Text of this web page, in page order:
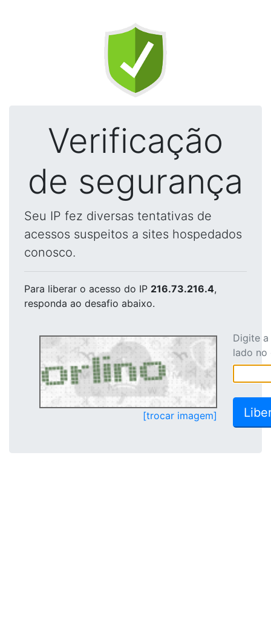
Verificação
de segurança
Seu IP fez diversas tentativas de
acessos suspeitos a sites hospedados
conosco.
Para liberar o acesso do IP 216.73.216.4,
responda ao desafio abaixo.
[trocar imagem]
Digite
lado no